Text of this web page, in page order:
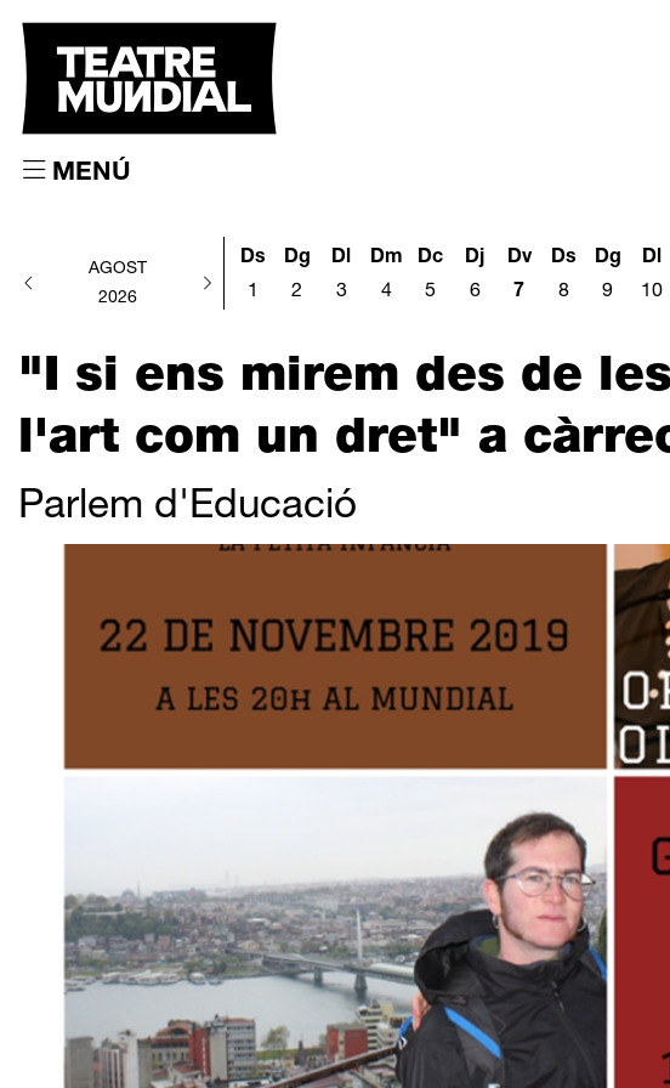
MENÚ
AGOST
2026
Ds
1
Dg
2
Dl
3
Dm
4
Dc
5
Dj
6
Dv
7
Ds
8
Dg
9
Dl
10
"I si ens mirem des de
l'art com un dret" a
Parlem d'Educació